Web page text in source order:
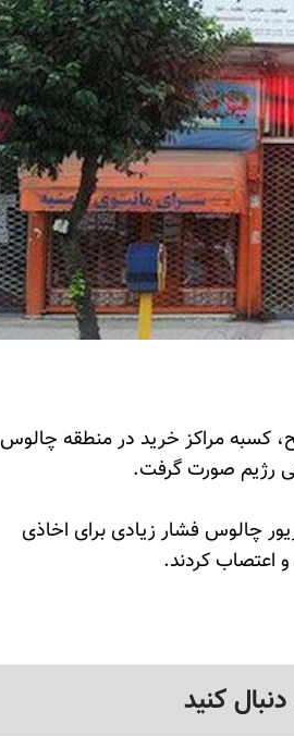
هشت و نیم صبح، کسبه مراکز خرید در منطقه چالوس
رژیم صورت گرفت.
به مغازه‌داران پاساژ منطقی در خیابان 17شهریور چالوس فشار زیادی برای اخاذی
و اعتصاب کردند.
کنید